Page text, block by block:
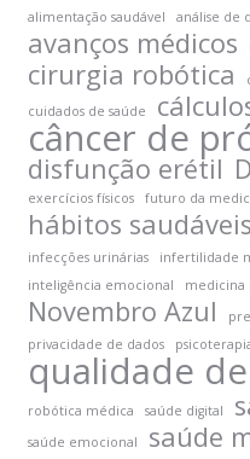
alimentação saudável análise de
avanços médicos
cirurgia robótica
cuidados de saúde
câncer de
disfunção erétil
exercícios físicos futuro da
hábitos saudáveis
infecções urinárias
infertilidade
inteligência emocional
medicina
Novembro Azul
privacidade de dados
qualidade
robótica médica
saúde digital
saúde emocional saúde